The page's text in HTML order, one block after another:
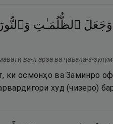
وَجَعَلَ ٱلظُّلُمَـٰتِ
ва-л арза ва ҷаъала-з-
ки осмонҳо ва Заминро
худ (чизеро)